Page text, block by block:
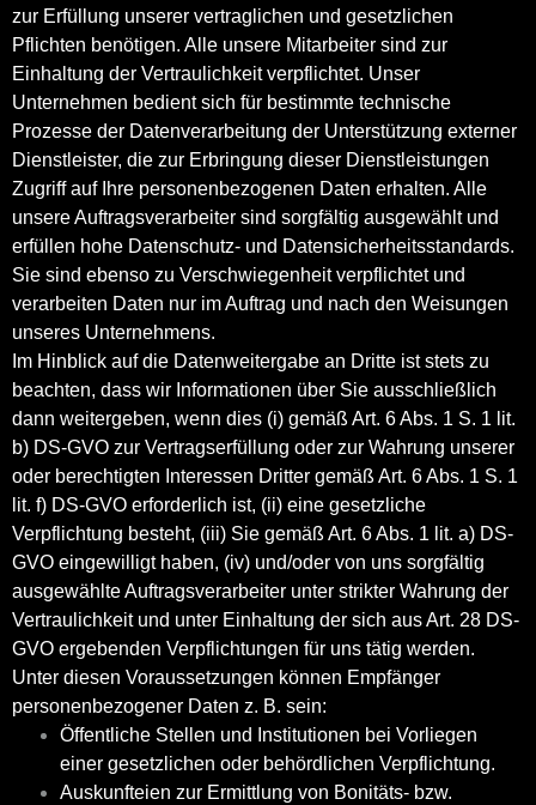
zur Erfüllung unserer vertraglichen und gesetzlichen
Pflichten benötigen. Alle unsere Mitarbeiter sind zur
Einhaltung der Vertraulichkeit verpflichtet. Unser
Unternehmen bedient sich für bestimmte technische
Prozesse der Datenverarbeitung der Unterstützung externer
Dienstleister, die zur Erbringung dieser Dienstleistungen
Zugriff auf Ihre personenbezogenen Daten erhalten. Alle
unsere Auftragsverarbeiter sind sorgfältig ausgewählt und
erfüllen hohe Datenschutz- und Datensicherheitsstandards.
Sie sind ebenso zu Verschwiegenheit verpflichtet und
verarbeiten Daten nur im Auftrag und nach den Weisungen
unseres Unternehmens.
Im Hinblick auf die Datenweitergabe an Dritte ist stets zu
beachten, dass wir Informationen über Sie ausschließlich
dann weitergeben, wenn dies (i) gemäß Art. 6 Abs. 1 S. 1 lit.
b) DS-GVO zur Vertragserfüllung oder zur Wahrung unserer
oder berechtigten Interessen Dritter gemäß Art. 6 Abs. 1 S. 1
lit. f) DS-GVO erforderlich ist, (ii) eine gesetzliche
Verpflichtung besteht, (iii) Sie gemäß Art. 6 Abs. 1 lit. a) DS-
GVO eingewilligt haben, (iv) und/oder von uns sorgfältig
ausgewählte Auftragsverarbeiter unter strikter Wahrung der
Vertraulichkeit und unter Einhaltung der sich aus Art. 28 DS-
GVO ergebenden Verpflichtungen für uns tätig werden.
Unter diesen Voraussetzungen können Empfänger
personenbezogener Daten z. B. sein:
Öffentliche Stellen und Institutionen bei Vorliegen
einer gesetzlichen oder behördlichen Verpflichtung.
Auskunfteien zur Ermittlung von Bonitäts- bzw.